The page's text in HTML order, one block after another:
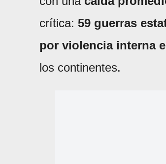
crítica: 59 guerras
por violencia interna
los continentes.